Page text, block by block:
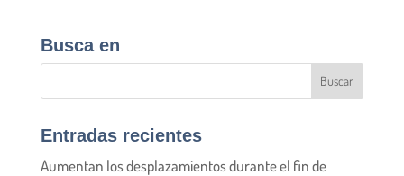
Busca en
Entradas recientes
Aumentan los desplazamientos durante el fin de